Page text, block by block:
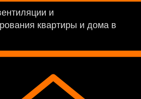
и
квартиры и дома в